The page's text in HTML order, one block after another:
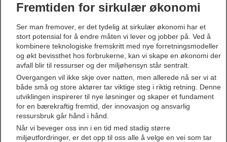
Fremtiden for sirkulær økonomi
Ser man fremover, er det tydelig at sirkulær økonomi har et
stort potensial for å endre måten vi lever og jobber på. Ved å
kombinere teknologiske fremskritt med nye forretningsmodeller
og økt bevissthet hos forbrukerne, kan vi skape en økonomi der
avfall blir til ressurser og der miljøhensyn står sentralt.
Overgangen vil ikke skje over natten, men allerede nå ser vi at
både små og store aktører tar viktige steg i riktig retning. Denne
utviklingen inspirerer til nye løsninger og skaper et fundament
for en bærekraftig fremtid, der innovasjon og ansvarlig
ressursbruk går hånd i hånd.
Når vi beveger oss inn i en tid med stadig større
miljøutfordringer, er det opp til oss alle å velge en vei som tar